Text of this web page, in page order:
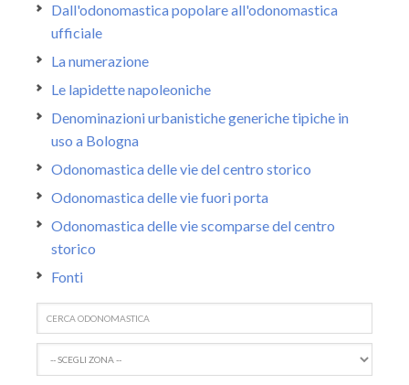
Dall'odonomastica popolare all'odonomastica
ufficiale
La numerazione
Le lapidette napoleoniche
Denominazioni urbanistiche generiche tipiche in
uso a Bologna
Odonomastica delle vie del centro storico
Odonomastica delle vie fuori porta
Odonomastica delle vie scomparse del centro
storico
Fonti